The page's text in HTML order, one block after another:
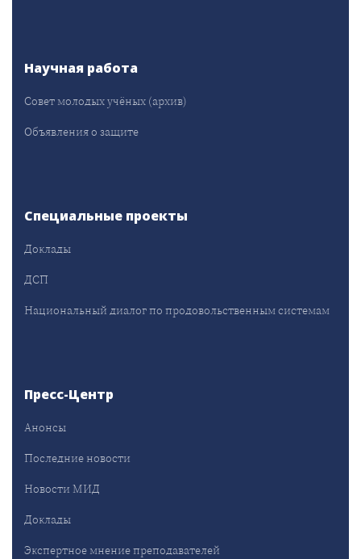
Научная работа
Совет молодых учёных (архив)
Объявления о защите
Специальные проекты
Доклады
ДСП
Национальный диалог по продовольственным системам
Пресс-Центр
Анонсы
Последние новости
Новости МИД
Доклады
Экспертное мнение преподавателей